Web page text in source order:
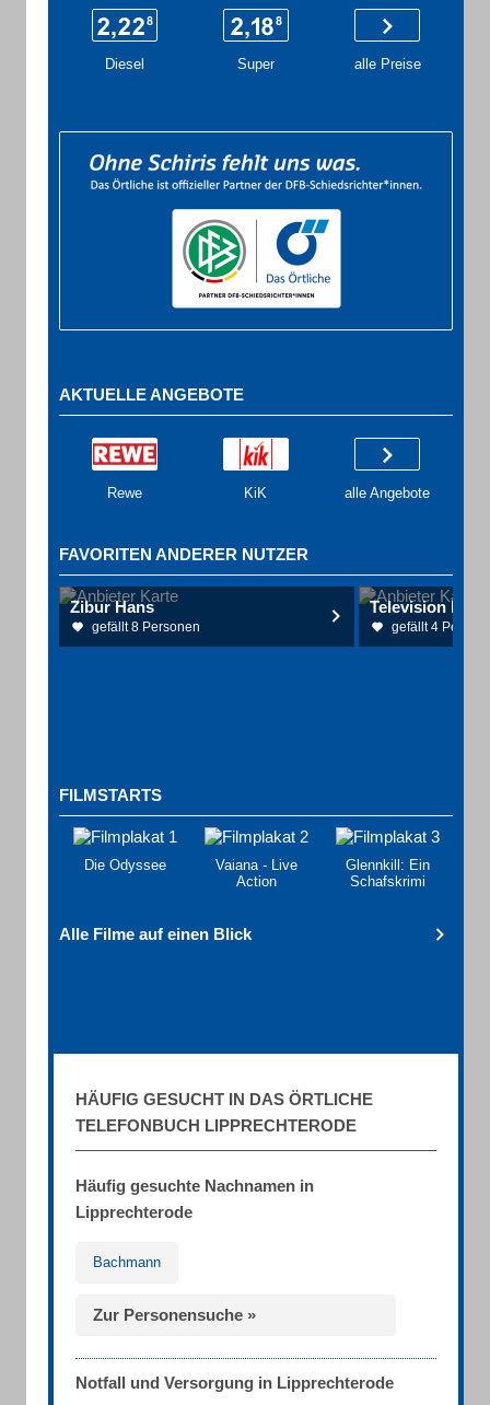
Diesel Super alle Preise
AKTUELLE ANGEBOTE
Rewe KiK alle Angebote
FAVORITEN ANDERER NUTZER
Zibur Hans
gefällt 8 Personen
Television
gefällt 4
FILMSTARTS
Die Odyssee
Vaiana - Live
Action
Glennkill: Ein
Schafskrimi
Alle Filme auf einen Blick
HÄUFIG GESUCHT IN DAS ÖRTLICHE
TELEFONBUCH LIPPRECHTERODE
Häufig gesuchte Nachnamen in
Lipprechterode
Bachmann
Zur Personensuche »
Notfall und Versorgung in Lipprechterode